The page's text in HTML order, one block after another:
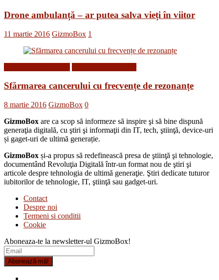
Drone ambulanță – ar putea salva vieți în viitor
11 martie 2016 GizmoBox 1
Sfărmarea cancerului cu frecvențe de rezonanțe
8 martie 2016 GizmoBox 0
GizmoBox are ca scop să informeze să inspire şi să bine dispună
generaţia digitală, cu ştiri şi informaţii din IT, tech, ştiinţă, device-uri
și gaget-uri de ultimă generație.
GizmoBox și-a propus să redefinească presa de ştiinţă şi tehnologie,
documentând Revoluţia Digitală într-un format nou de ştiri şi
articole despre tehnologia de ultimă generaţie. Ştiri dedicate tuturor
iubitorilor de tehnologie, IT, ştiinţă sau gadget-uri.
Contact
Despre noi
Termeni si conditii
Cookie
Aboneaza-te la newsletter-ul GizmoBox!